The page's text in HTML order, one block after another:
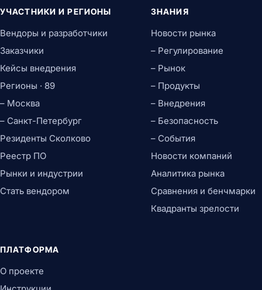
УЧАСТНИКИ И РЕГИОНЫ
Вендоры и разработчики
Заказчики
Кейсы внедрения
Регионы · 89
– Москва
– Санкт-Петербург
Резиденты Сколково
Реестр ПО
Рынки и индустрии
Стать вендором
ЗНАНИЯ
Новости рынка
– Регулирование
– Рынок
– Продукты
– Внедрения
– Безопасность
– События
Новости компаний
Аналитика рынка
Сравнения и бенчмарки
Квадранты зрелости
ПЛАТФОРМА
О проекте